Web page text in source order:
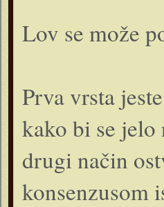
Lov se može
Prva vrsta
kako bi se
drugi način
konsenzusom